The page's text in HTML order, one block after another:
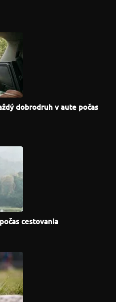
dobrodruh v aute počas
cestovania